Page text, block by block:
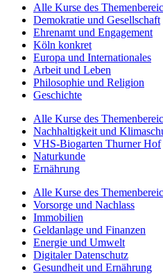
Alle Kurse des
Demokratie und Gesellschaft
Ehrenamt und Engagement
Köln konkret
Europa und Internationales
Arbeit und Leben
Philosophie und Religion
Geschichte
Alle Kurse des
Nachhaltigkeit und
VHS-Biogarten Thurner Hof
Naturkunde
Ernährung
Alle Kurse des
Vorsorge und Nachlass
Immobilien
Geldanlage und Finanzen
Energie und Umwelt
Digitaler Datenschutz
Gesundheit und Ernährung